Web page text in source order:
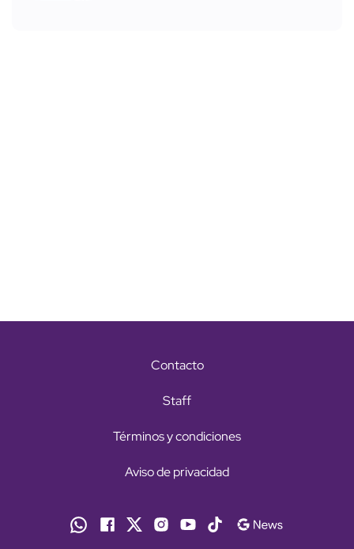
Contacto
Staff
Términos y condiciones
Aviso de privacidad